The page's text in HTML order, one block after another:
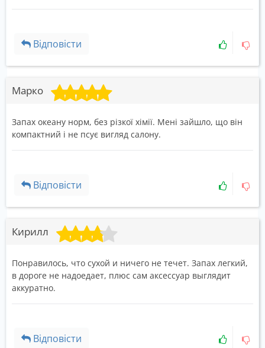
Відповісти
Марко
Запах океану норм, без різкої хімії. Мені зайшло, що він
компактний і не псує вигляд салону.
Відповісти
Кирилл
Понравилось, что сухой и ничего не течет. Запах легкий,
в дороге не надоедает, плюс сам аксессуар выглядит
аккуратно.
Відповісти